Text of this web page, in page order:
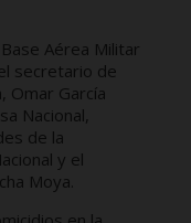
Aérea Militar
secretario de
Omar García
Nacional,
de la
y el
Moya.